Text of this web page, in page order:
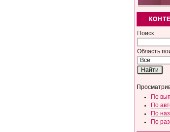
Поиск
Область
По
По
По
По